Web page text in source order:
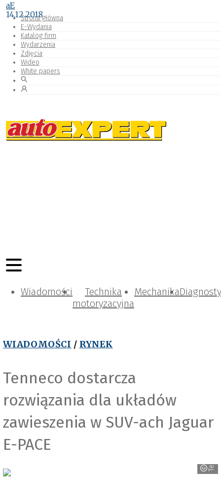
Strona główna
E-Wydania
Katalog firm
Wydarzenia
Zdjęcia
Wideo
White papers
Wiadomości
Technika
motoryzacyjna
Mechanika
WIADOMOŚCI / RYNEK
Tenneco dostarcza
rozwiązania dla układów
zawieszenia w SUV-ach Jaguar
E-PACE
Tenneco
aE
14.12.2018